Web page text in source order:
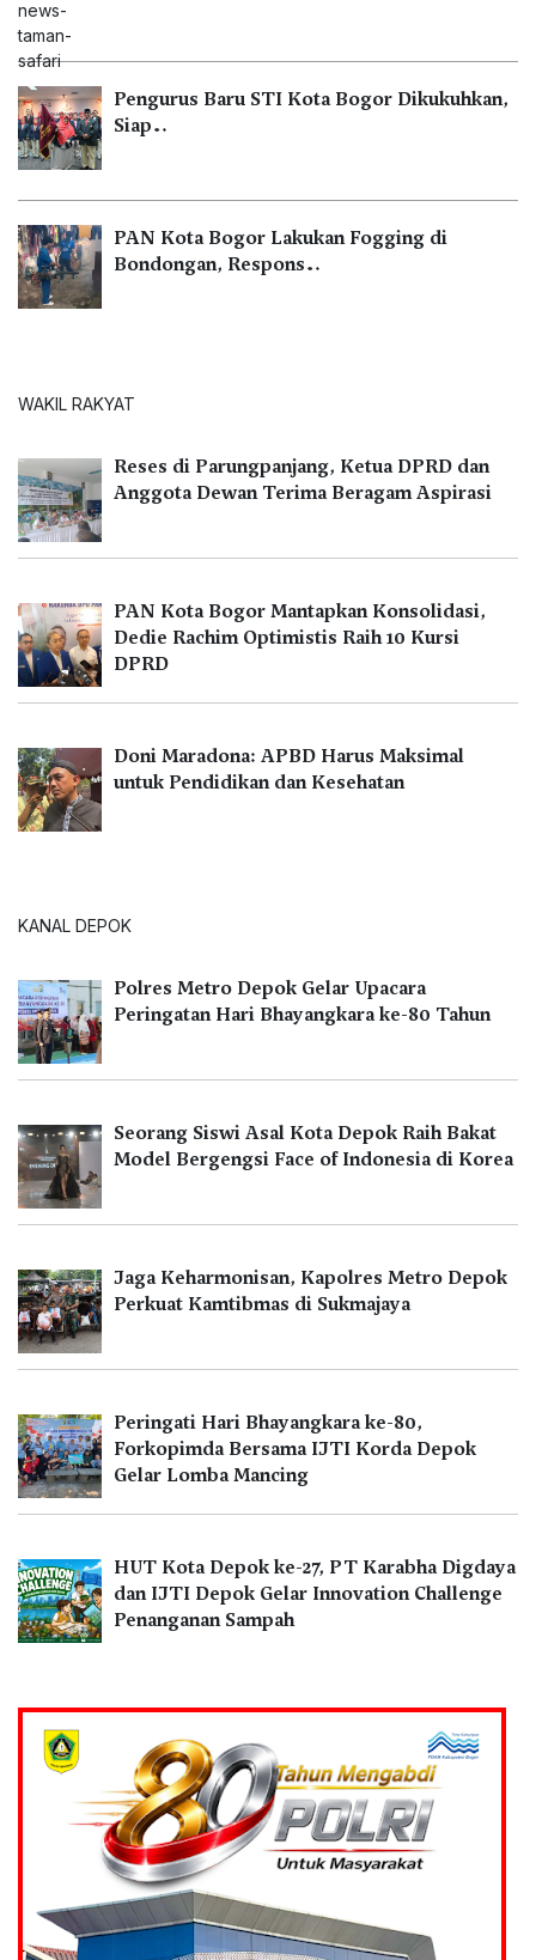
Pengurus Baru STI Kota Bogor Dikukuhkan,
Siap…
PAN Kota Bogor Lakukan Fogging di
Bondongan, Respons…
WAKIL RAKYAT
Reses di Parungpanjang, Ketua DPRD dan
Anggota Dewan Terima Beragam Aspirasi
PAN Kota Bogor Mantapkan Konsolidasi,
Dedie Rachim Optimistis Raih 10 Kursi
DPRD
Doni Maradona: APBD Harus Maksimal
untuk Pendidikan dan Kesehatan
KANAL DEPOK
Polres Metro Depok Gelar Upacara
Peringatan Hari Bhayangkara ke-80 Tahun
Seorang Siswi Asal Kota Depok Raih Bakat
Model Bergengsi Face of Indonesia di Korea
Jaga Keharmonisan, Kapolres Metro Depok
Perkuat Kamtibmas di Sukmajaya
Peringati Hari Bhayangkara ke-80,
Forkopimda Bersama IJTI Korda Depok
Gelar Lomba Mancing
HUT Kota Depok ke-27, PT Karabha Digdaya
dan IJTI Depok Gelar Innovation Challenge
Penanganan Sampah